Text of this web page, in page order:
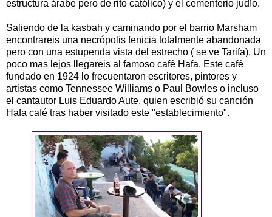
estructura árabe pero de rito católico) y el cementerio judío.
Saliendo de la kasbah y caminando por el barrio Marsham
encontrareis una necrópolis fenicia totalmente abandonada
pero con una estupenda vista del estrecho ( se ve Tarifa). Un
poco mas lejos llegareis al famoso café Hafa. Este café
fundado en 1924 lo frecuentaron escritores, pintores y
artistas como Tennessee Williams o Paul Bowles o incluso
el cantautor Luis Eduardo Aute, quien escribió su canción
Hafa café tras haber visitado este "establecimiento".